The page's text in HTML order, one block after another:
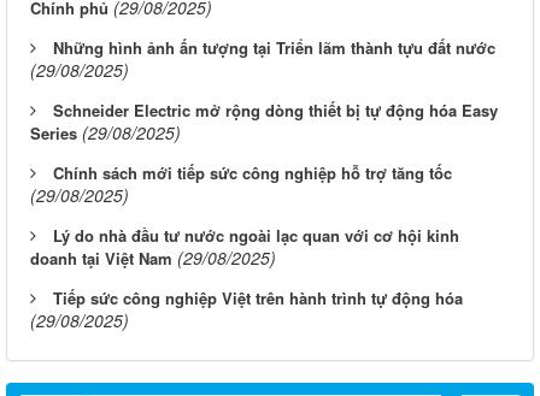
Chính phủ (29/08/2025)
Những hình ảnh ấn tượng tại Triển lãm thành tựu đất nước
(29/08/2025)
Schneider Electric mở rộng dòng thiết bị tự động hóa Easy
Series (29/08/2025)
Chính sách mới tiếp sức công nghiệp hỗ trợ tăng tốc
(29/08/2025)
Lý do nhà đầu tư nước ngoài lạc quan với cơ hội kinh
doanh tại Việt Nam (29/08/2025)
Tiếp sức công nghiệp Việt trên hành trình tự động hóa
(29/08/2025)